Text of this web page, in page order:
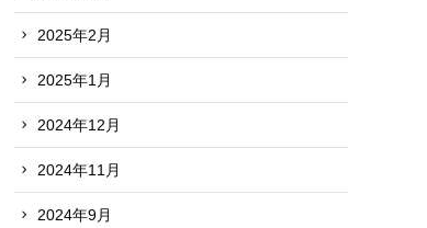
2025年2月
2025年1月
2024年12月
2024年11月
2024年9月